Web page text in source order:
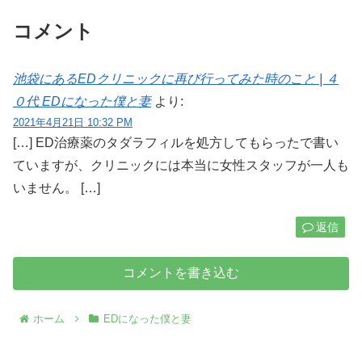
コメント
池袋にあるEDクリニックに再び行ってみた時のこと | ４
０代 EDになった僕と妻 より:
2021年4月21日 10:32 PM
[…] ED治療薬のタダラフィルを処方してもらったで書い
ていますが、クリニックには本当に女性スタッフが一人も
いません。 […]
返信
コメントを書き込む
ホーム EDになった僕と妻